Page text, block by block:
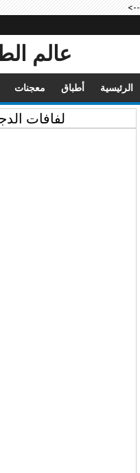
-->
عالم
الرئيسية أطباق معجنات
لفافات